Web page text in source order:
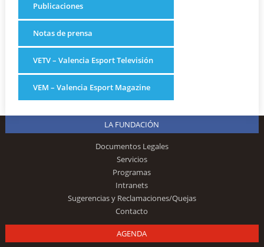
Publicaciones
Notas de prensa
VETV – Valencia Esport Televisión
VEM – Valencia Esport Magazine
LA FUNDACIÓN
Documentos Legales
Servicios
Programas
Intranets
Sugerencias y Reclamaciones/Quejas
Contacto
AGENDA